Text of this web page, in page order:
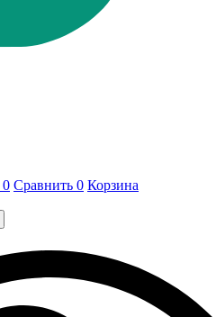
0 Сравнить 0 Корзина